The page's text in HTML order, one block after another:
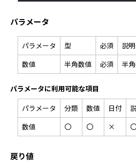
パラメータ
パラメータ 型 必須
説明
数値
半角数値 必須 半
パラメータに利用可能な項目
パラメータ
分類 数値 日付
数値
〇 〇 ×
戻り値